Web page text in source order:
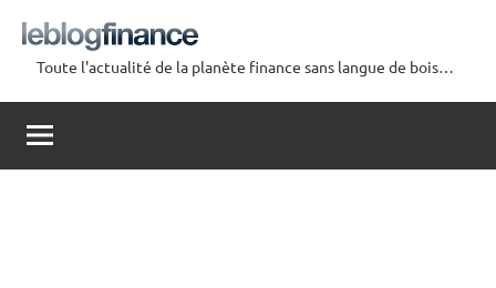
contenu
Le
Blog
Finance
Toute l'actualité de la planète finance sans langue de bois…